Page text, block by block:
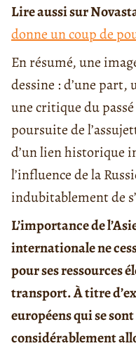
Lire aussi sur
donne un coup de
En résumé, une
dessine : d’une
une critique du
poursuite de
d’un lien historique
l’influence de la
indubitablement de
L’importance de
internationale ne
pour ses ressources
transport. À titre
européens qui se
considérablement